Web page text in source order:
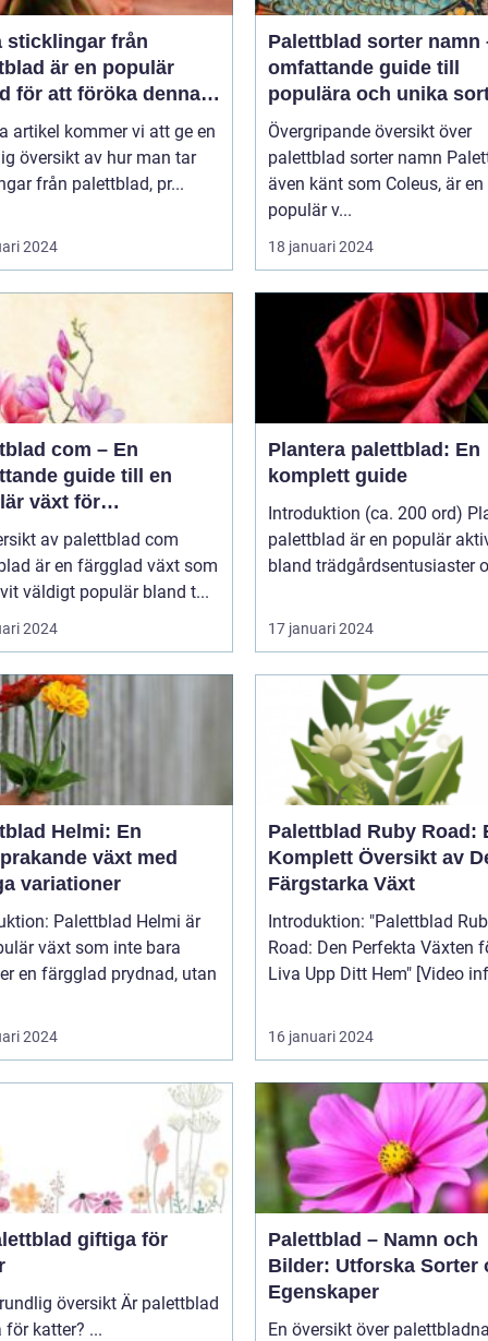
sticklingar från
är en populär
för att föröka denna
växt på ett effektivt
artikel kommer vi att ge en
översikt av hur man tar
från palettblad, pr...
2024
Palettblad sorter namn
omfattande guide till
populära och unika
Övergripande översikt över
palettblad sorter namn Palettblad,
även känt som Coleus, är en
populär v...
18 januari 2024
com – En
guide till en
växt för
av palettblad com
är en färgglad växt som
väldigt populär bland t...
2024
Plantera palettblad: En
komplett guide
Introduktion (ca. 200 ord)
palettblad är en populär
bland trädgårdsentusiaster
17 januari 2024
Helmi: En
växt med
variationer
Palettblad Helmi är
växt som inte bara
en färgglad prydnad, utan
2024
Palettblad Ruby Road:
Komplett Översikt av
Färgstarka Växt
Introduktion: "Palettblad Ruby
Road: Den Perfekta Växten
Liva Upp Ditt Hem"
16 januari 2024
giftiga för
översikt Är palettblad
giftiga för katter? ...
Palettblad – Namn och
Bilder: Utforska Sorter
Egenskaper
En översikt över